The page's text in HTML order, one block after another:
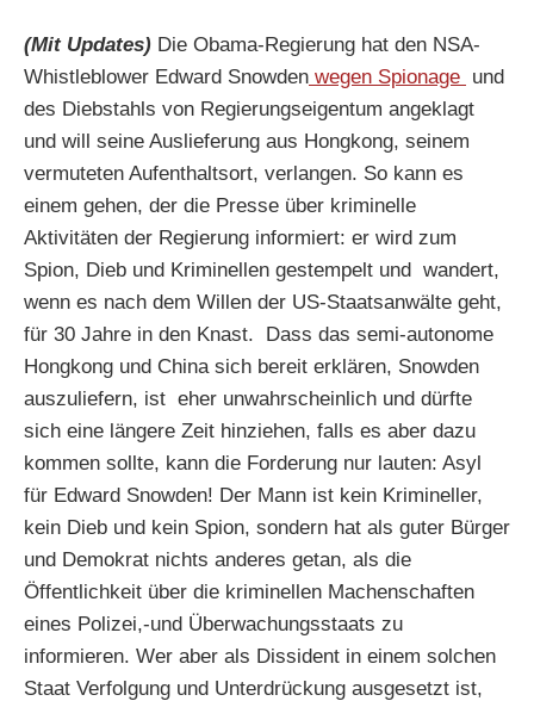
(Mit Updates) Die Obama-Regierung hat den NSA-
Whistleblower Edward Snowden wegen Spionage und
des Diebstahls von Regierungseigentum angeklagt
und will seine Auslieferung aus Hongkong, seinem
vermuteten Aufenthaltsort, verlangen. So kann es
einem gehen, der die Presse über kriminelle
Aktivitäten der Regierung informiert: er wird zum
Spion, Dieb und Kriminellen gestempelt und wandert,
wenn es nach dem Willen der US-Staatsanwälte geht,
für 30 Jahre in den Knast. Dass das semi-autonome
Hongkong und China sich bereit erklären, Snowden
auszuliefern, ist eher unwahrscheinlich und dürfte
sich eine längere Zeit hinziehen, falls es aber dazu
kommen sollte, kann die Forderung nur lauten: Asyl
für Edward Snowden! Der Mann ist kein Krimineller,
kein Dieb und kein Spion, sondern hat als guter Bürger
und Demokrat nichts anderes getan, als die
Öffentlichkeit über die kriminellen Machenschaften
eines Polizei,-und Überwachungsstaats zu
informieren. Wer aber als Dissident in einem solchen
Staat Verfolgung und Unterdrückung ausgesetzt ist,